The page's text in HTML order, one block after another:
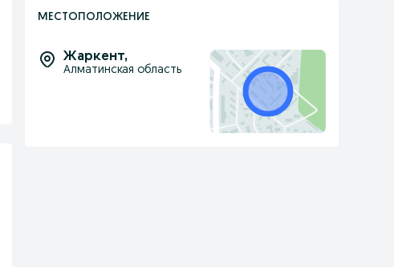
МЕСТОПОЛОЖЕНИЕ
Жаркент,
Алматинская область